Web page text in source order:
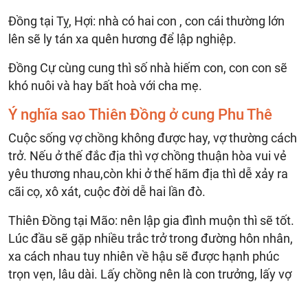
Đồng tại Tỵ, Hợi: nhà có hai con , con cái thường lớn
lên sẽ ly tán xa quên hương để lập nghiệp.
Đồng Cự cùng cung thì số nhà hiếm con, con con sẽ
khó nuôi và hay bất hoà với cha mẹ.
Ý nghĩa sao Thiên Đồng ở cung Phu Thê
Cuộc sống vợ chồng không được hay, vợ thường cách
trở. Nếu ở thế đắc địa thì vợ chồng thuận hòa vui vẻ
yêu thương nhau,còn khi ở thế hãm địa thì dễ xảy ra
cãi cọ, xô xát, cuộc đời dễ hai lần đò.
Thiên Đồng tại Mão: nên lập gia đình muộn thì sẽ tốt.
Lúc đầu sẽ gặp nhiều trắc trở trong đường hôn nhân,
xa cách nhau tuy nhiên về hậu sẽ được hạnh phúc
trọn vẹn, lâu dài. Lấy chồng nên là con trưởng, lấy vợ